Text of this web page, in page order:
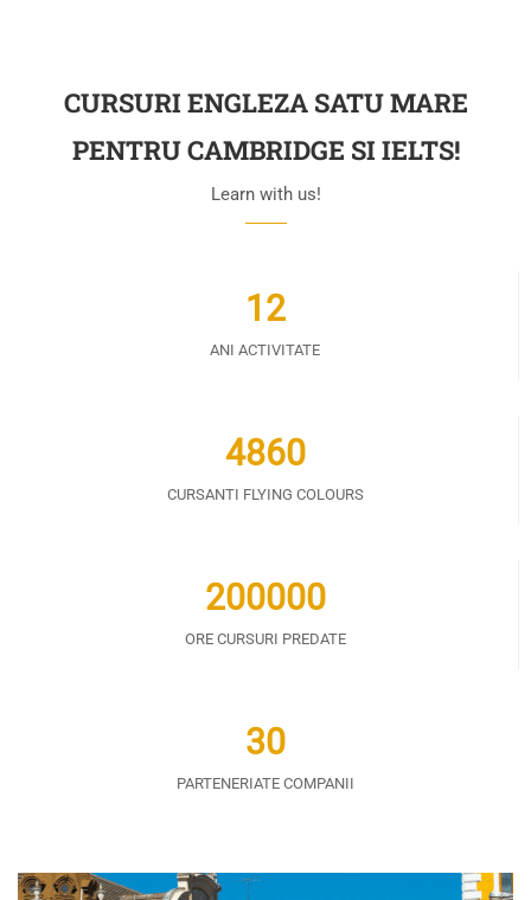
CURSURI ENGLEZA SATU MARE
PENTRU CAMBRIDGE SI IELTS!
Learn with us!
12
ANI ACTIVITATE
4860
CURSANTI FLYING COLOURS
200000
ORE CURSURI PREDATE
30
PARTENERIATE COMPANII